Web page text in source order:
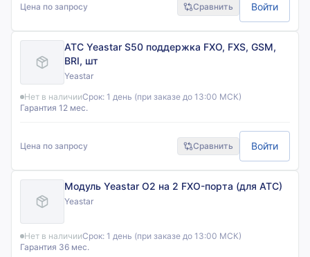
Цена по запросу Сравнить Войти
АТС Yeastar S50 поддержка FXO, FXS, GSM,
BRI, шт
Yeastar
Нет в наличииСрок: 1 день (при заказе до 13:00 МСК)
Гарантия 12 мес.
Цена по запросу Сравнить Войти
Модуль Yeastar O2 на 2 FXO-порта (для АТС)
Yeastar
Нет в наличииСрок: 1 день (при заказе до 13:00 МСК)
Гарантия 36 мес.